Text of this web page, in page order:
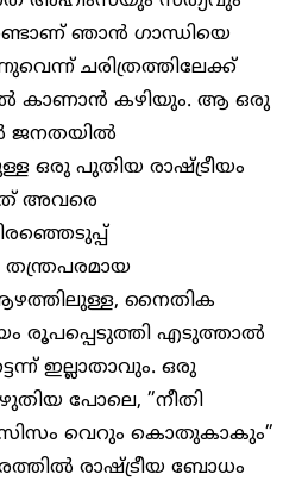
ഞാൻ ഗാന്ധിയെ
ചരിത്രത്തിലേക്ക്
കാണാൻ കഴിയും. ആ ഒരു
ജനതയിൽ
ഒരു പുതിയ രാഷ്ട്രീയം
അവരെ
തന്ത്രപരമായ
നൈതിക
രൂപപ്പെടുത്തി എടുത്താൽ
ഇല്ലാതാവും. ഒരു
പോലെ, ”നീതി
വെറും കൊതുകാകും”
രാഷ്ട്രീയ ബോധം